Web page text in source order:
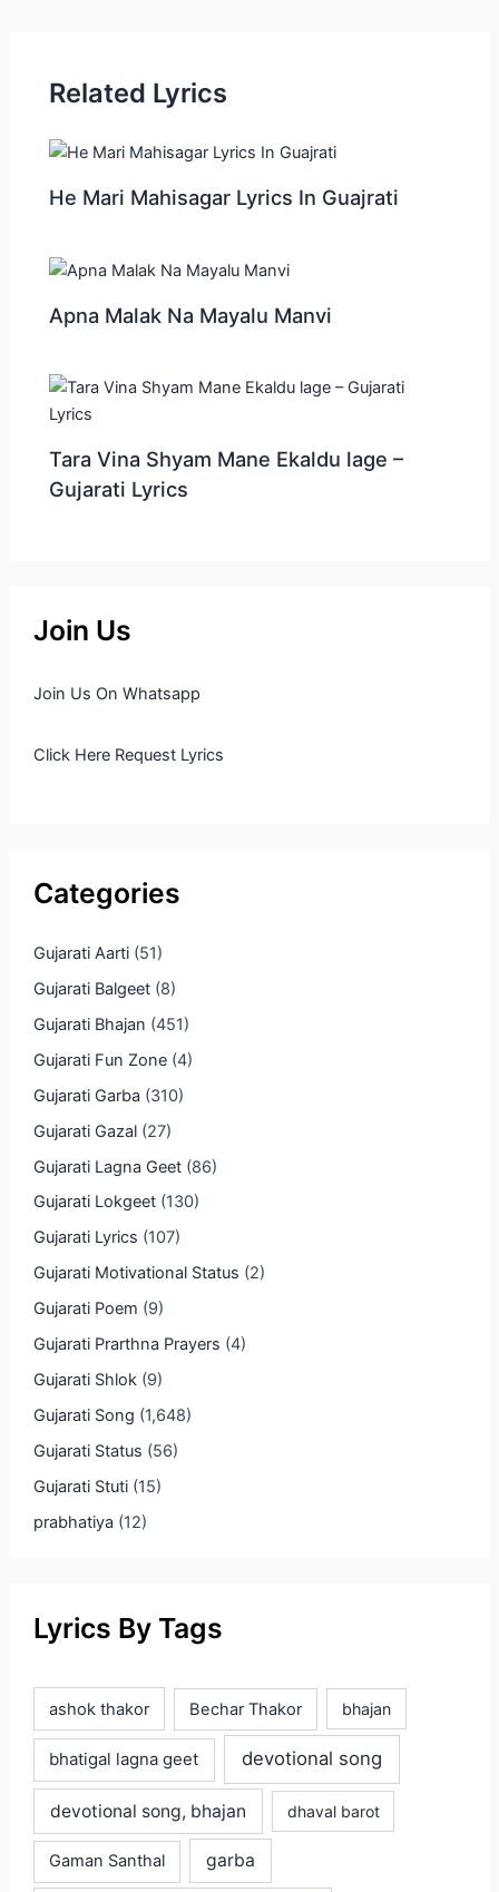
Related Lyrics
He Mari Mahisagar Lyrics In Guajrati
Apna Malak Na Mayalu Manvi
Tara Vina Shyam Mane Ekaldu lage –
Gujarati Lyrics
Join Us
Join Us On Whatsapp
Click Here Request Lyrics
Categories
Gujarati Aarti(51)
Gujarati Balgeet(8)
Gujarati Bhajan (451)
Gujarati Fun Zone(4)
Gujarati Garba (310)
Gujarati Gazal(27)
Gujarati Lagna Geet(86)
Gujarati Lokgeet(130)
Gujarati Lyrics (107)
Gujarati Motivational Status (2)
Gujarati Poem (9)
Gujarati Prarthna Prayers (4)
Gujarati Shlok(9)
Gujarati Song (1,648)
Gujarati Status (56)
Gujarati Stuti(15)
prabhatiya (12)
Lyrics By Tags
ashok thakor Bechar Thakor bhajan
bhatigal lagna geet devotional song
devotional song, bhajan dhaval barot
Gaman Santhal garba